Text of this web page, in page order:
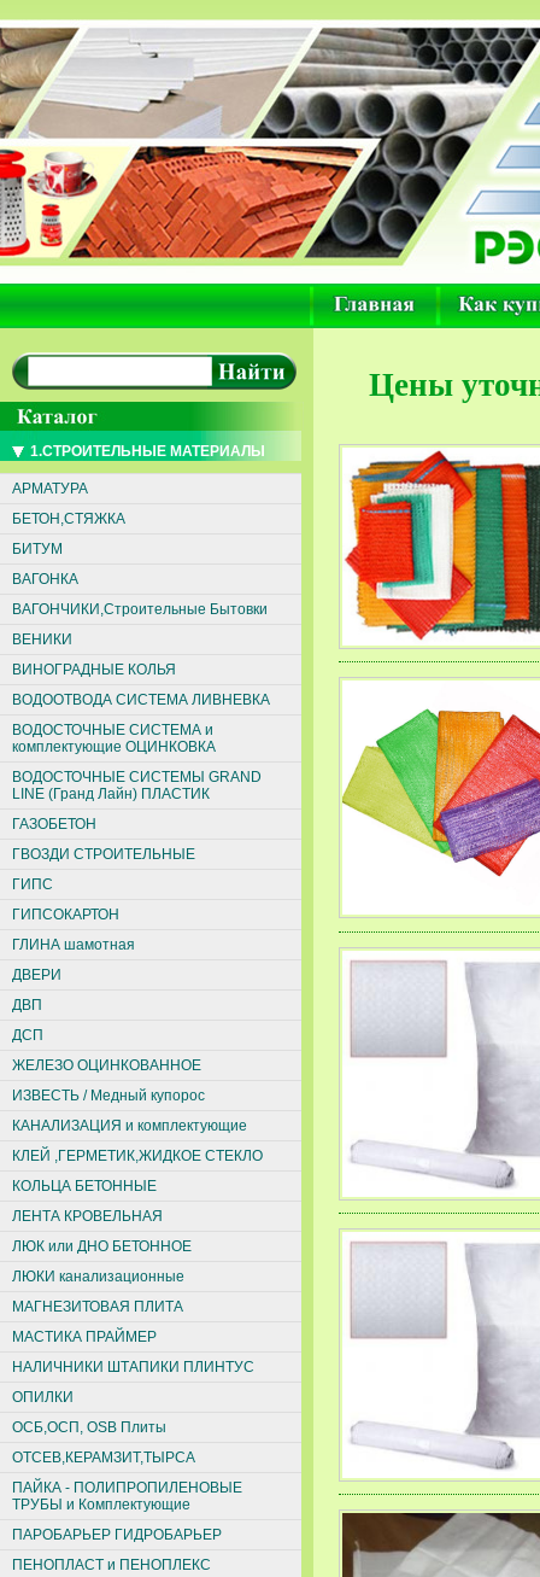
1.СТРОИТЕЛЬНЫЕ МАТЕРИАЛЫ
АРМАТУРА
БЕТОН,СТЯЖКА
БИТУМ
ВАГОНКА
ВАГОНЧИКИ,Строительные Бытовки
ВЕНИКИ
ВИНОГРАДНЫЕ КОЛЬЯ
ВОДООТВОДА СИСТЕМА ЛИВНЕВКА
ВОДОСТОЧНЫЕ СИСТЕМА и
комплектующие ОЦИНКОВКА
ВОДОСТОЧНЫЕ СИСТЕМЫ GRAND
LINE (Гранд Лайн) ПЛАСТИК
ГАЗОБЕТОН
ГВОЗДИ СТРОИТЕЛЬНЫЕ
ГИПС
ГИПСОКАРТОН
ГЛИНА шамотная
ДВЕРИ
ДВП
ДСП
ЖЕЛЕЗО ОЦИНКОВАННОЕ
ИЗВЕСТЬ / Медный купорос
КАНАЛИЗАЦИЯ и комплектующие
КЛЕЙ ,ГЕРМЕТИК,ЖИДКОЕ СТЕКЛО
КОЛЬЦА БЕТОННЫЕ
ЛЕНТА КРОВЕЛЬНАЯ
ЛЮК или ДНО БЕТОННОЕ
ЛЮКИ канализационные
МАГНЕЗИТОВАЯ ПЛИТА
МАСТИКА ПРАЙМЕР
НАЛИЧНИКИ ШТАПИКИ ПЛИНТУС
ОПИЛКИ
ОСБ,ОСП, ОSВ Плиты
ОТСЕВ,КЕРАМЗИТ,ТЫРСА
ПАЙКА - ПОЛИПРОПИЛЕНОВЫЕ
ТРУБЫ и Комплектующие
ПАРОБАРЬЕР ГИДРОБАРЬЕР
ПЕНОПЛАСТ и ПЕНОПЛЕКС
Цены